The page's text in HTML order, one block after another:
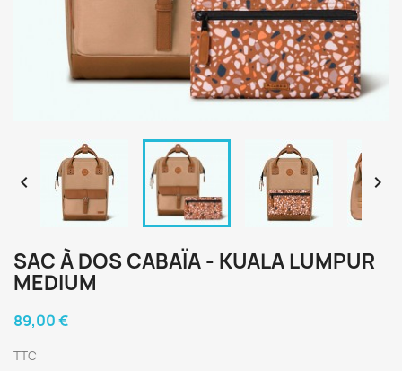
 
SAC À DOS CABAÏA - KUALA LUMPUR
MEDIUM
89,00 €
TTC